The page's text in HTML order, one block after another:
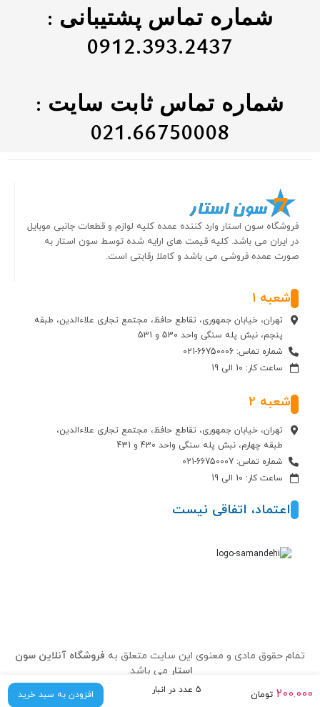
شماره تماس پشتیبانی :
0912.393.2437
شماره تماس ثابت سایت :
021.66750008
فروشگاه سون استار وارد کننده عمده کلیه لوازم و قطعات جانبی موبایل
در ایران می باشد. کلیه قیمت های ارایه شده توسط سون استار به
صورت عمده فروشی می باشد و کاملا رقابتی است.
شعبه 1
تهران، خیابان جمهوری، تقاطع حافظ، مجتمع تجاری علاءالدین، طبقه
پنجم، نبش پله سنگی واحد 530 و 531
شماره تماس: 66750006-021
ساعت کار: 10 الی 19
شعبه 2
تهران، خیابان جمهوری، تقاطع حافظ، مجتمع تجاری علاءالدین،
طبقه چهارم، نبش پله سنگی واحد 430 و 431
شماره تماس: 66750007-021
ساعت کار: 10 الی 19
اعتماد، اتفاقی نیست
تمام حقوق مادی و معنوی این سایت متعلق به فروشگاه آنلاین سون
استار می باشد.
تومان200.000 5 عدد در انبار افزودن به سبد خرید